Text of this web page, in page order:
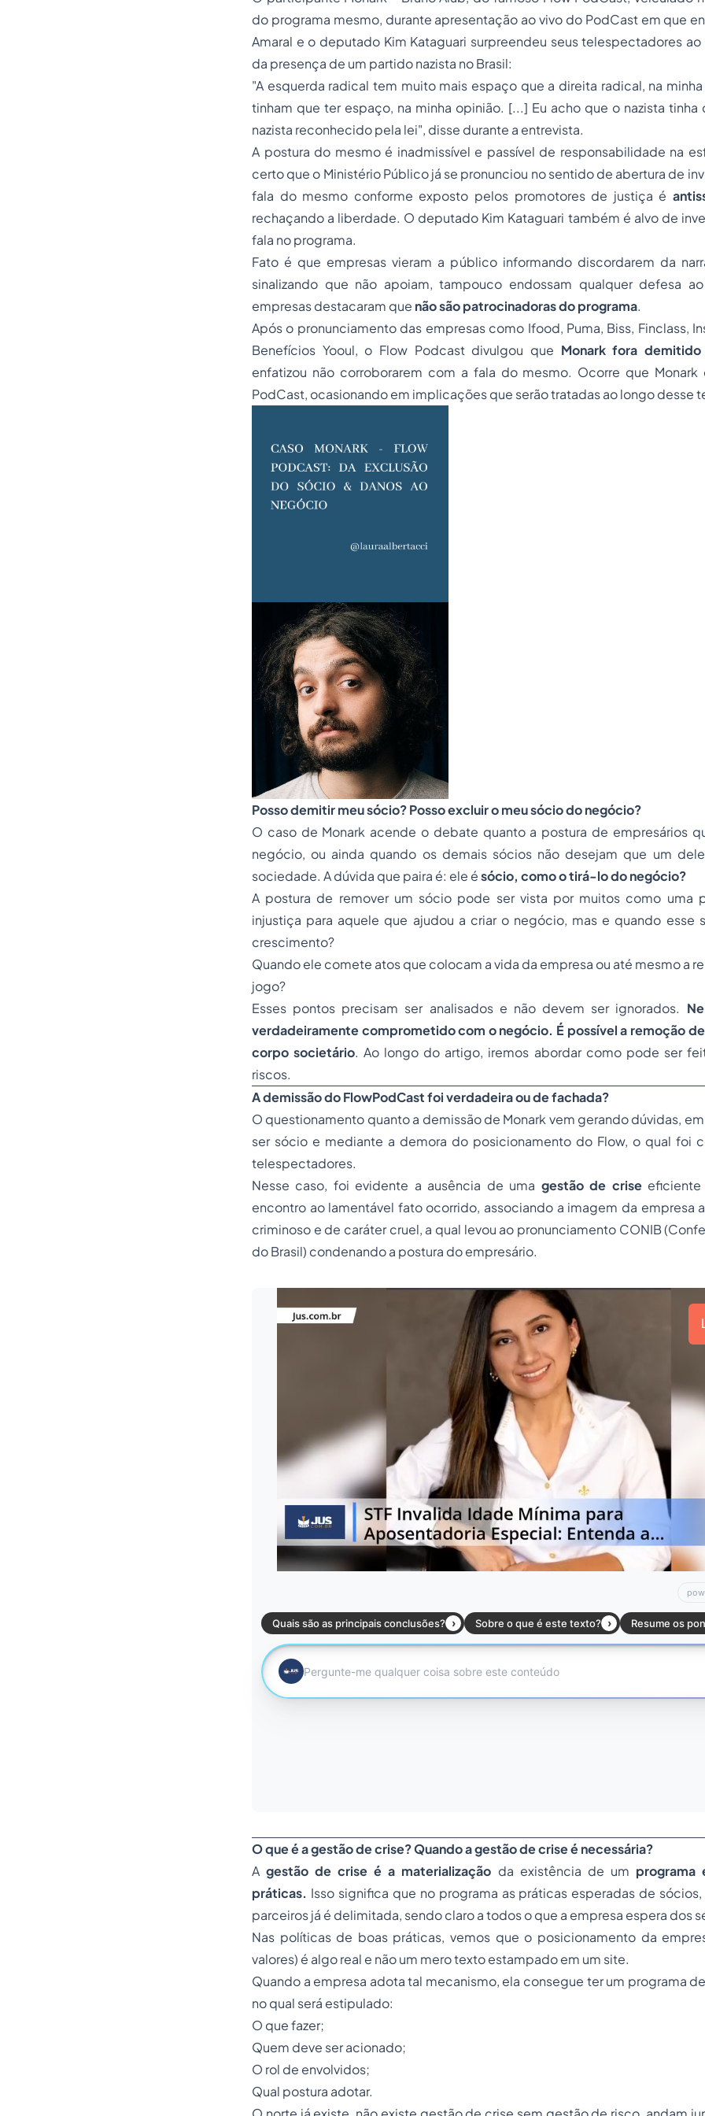
do programa mesmo, durante apresentação ao vivo do PodCast em que
Amaral e o deputado Kim Kataguari surpreendeu seus telespectadores
da presença de um partido nazista no Brasil:
"A esquerda radical tem muito mais espaço que a direita radical, na
tinham que ter espaço, na minha opinião. [...] Eu acho que o nazista
nazista reconhecido pela lei", disse durante a entrevista.
A postura do mesmo é inadmissível e passível de responsabilidade na
certo que o Ministério Público já se pronunciou no sentido de abertura de
fala do mesmo conforme exposto pelos promotores de justiça é
rechaçando a liberdade. O deputado Kim Kataguari também é alvo de
fala no programa.
Fato é que empresas vieram a público informando discordarem da
sinalizando que não apoiam, tampouco endossam qualquer defesa
empresas destacaram que não são patrocinadoras do programa.
Após o pronunciamento das empresas como Ifood, Puma, Biss, Finclass,
Benefícios Yooul, o Flow Podcast divulgou que Monark fora
enfatizou não corroborarem com a fala do mesmo. Ocorre que
PodCast, ocasionando em implicações que serão tratadas ao longo desse
Posso demitir meu sócio? Posso excluir o meu sócio do negócio?
O caso de Monark acende o debate quanto a postura de empresários
negócio, ou ainda quando os demais sócios não desejam que um
sociedade. A dúvida que paira é: ele ésócio, como o tirá-lo do negócio?
A postura de remover um sócio pode ser vista por muitos como uma
injustiça para aquele que ajudou a criar o negócio, mas e quando esse
crescimento?
Quando ele comete atos que colocam a vida da empresa ou até mesmo a
jogo?
Esses pontos precisam ser analisados e não devem ser ignorados.
verdadeiramente comprometido com o negócio. É possível a remoção
corpo societário. Ao longo do artigo, iremos abordar como pode ser
riscos.
A demissão do FlowPodCast foi verdadeira ou de fachada?
O questionamento quanto a demissão de Monark vem gerando dúvidas,
ser sócio e mediante a demora do posicionamento do Flow, o qual foi
telespectadores.
Nesse caso, foi evidente a ausência de uma gestão de criseeficiente
encontro ao lamentável fato ocorrido, associando a imagem da empresa
criminoso e de caráter cruel, a qual levou ao pronunciamento CONIB
do Brasil) condenando a postura do empresário.
O que é a gestão de crise? Quando a gestão de crise é necessária?
Agestão de crise é a materialização da existência de um programa
práticas. Isso significa que no programa as práticas esperadas de
parceiros já é delimitada, sendo claro a todos o que a empresa espera dos
Nas políticas de boas práticas, vemos que o posicionamento da
valores) é algo real e não um mero texto estampado em um site.
Quando a empresa adota tal mecanismo, ela consegue ter um programa
no qual será estipulado:
O que fazer;
Quem deve ser acionado;
O rol de envolvidos;
Qual postura adotar.